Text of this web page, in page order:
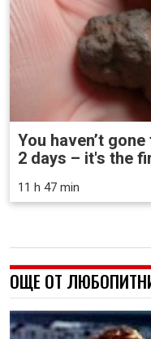
You haven’t
2 days – it's the
11 h 47 min
ОЩЕ ОТ